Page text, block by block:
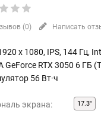
(0) Написать
x 1080, IPS, 144 Гц,
GeForce RTX 3050 6 ГБ
56 Вт·ч
экрана: 17.3"